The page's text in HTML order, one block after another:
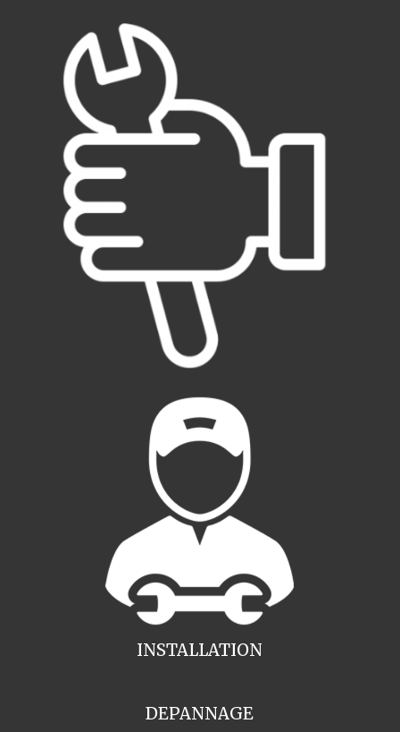
INSTALLATION
DEPANNAGE